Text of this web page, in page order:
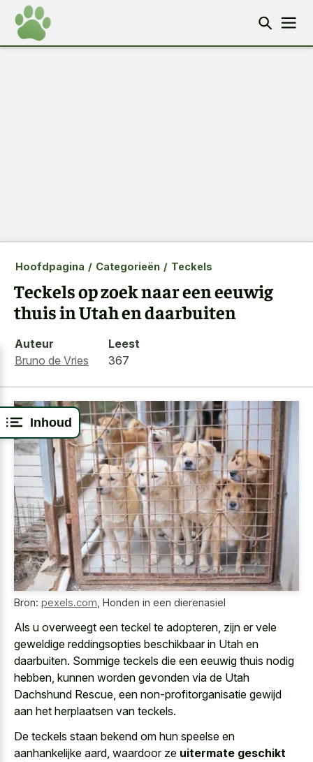
Inhoud
Hoofdpagina / Categorieën / Teckels
Teckels op zoek naar een eeuwig
thuis in Utah en daarbuiten
Auteur
Bruno de Vries
Leest
367
Bron: pexels.com Honden in een dierenasiel
Als u overweegt een teckel te adopteren, zijn er vele
geweldige reddingsopties beschikbaar in Utah en
daarbuiten. Sommige teckels die een eeuwig thuis nodig
hebben, kunnen worden gevonden via de Utah
Dachshund Rescue, een non-profitorganisatie gewijd
aan het herplaatsen van teckels.
De teckels staan bekend om hun speelse en
aanhankelijke aard, waardoor ze uitermate geschikt